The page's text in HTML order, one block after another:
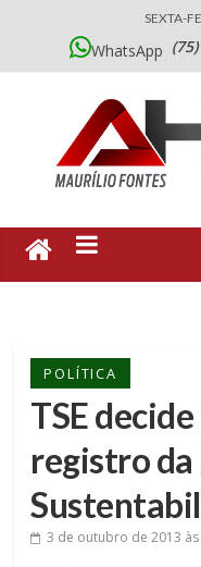
SEXTA-
WhatsApp
POLÍTICA
TSE
registro da
3 de outubro de 2013